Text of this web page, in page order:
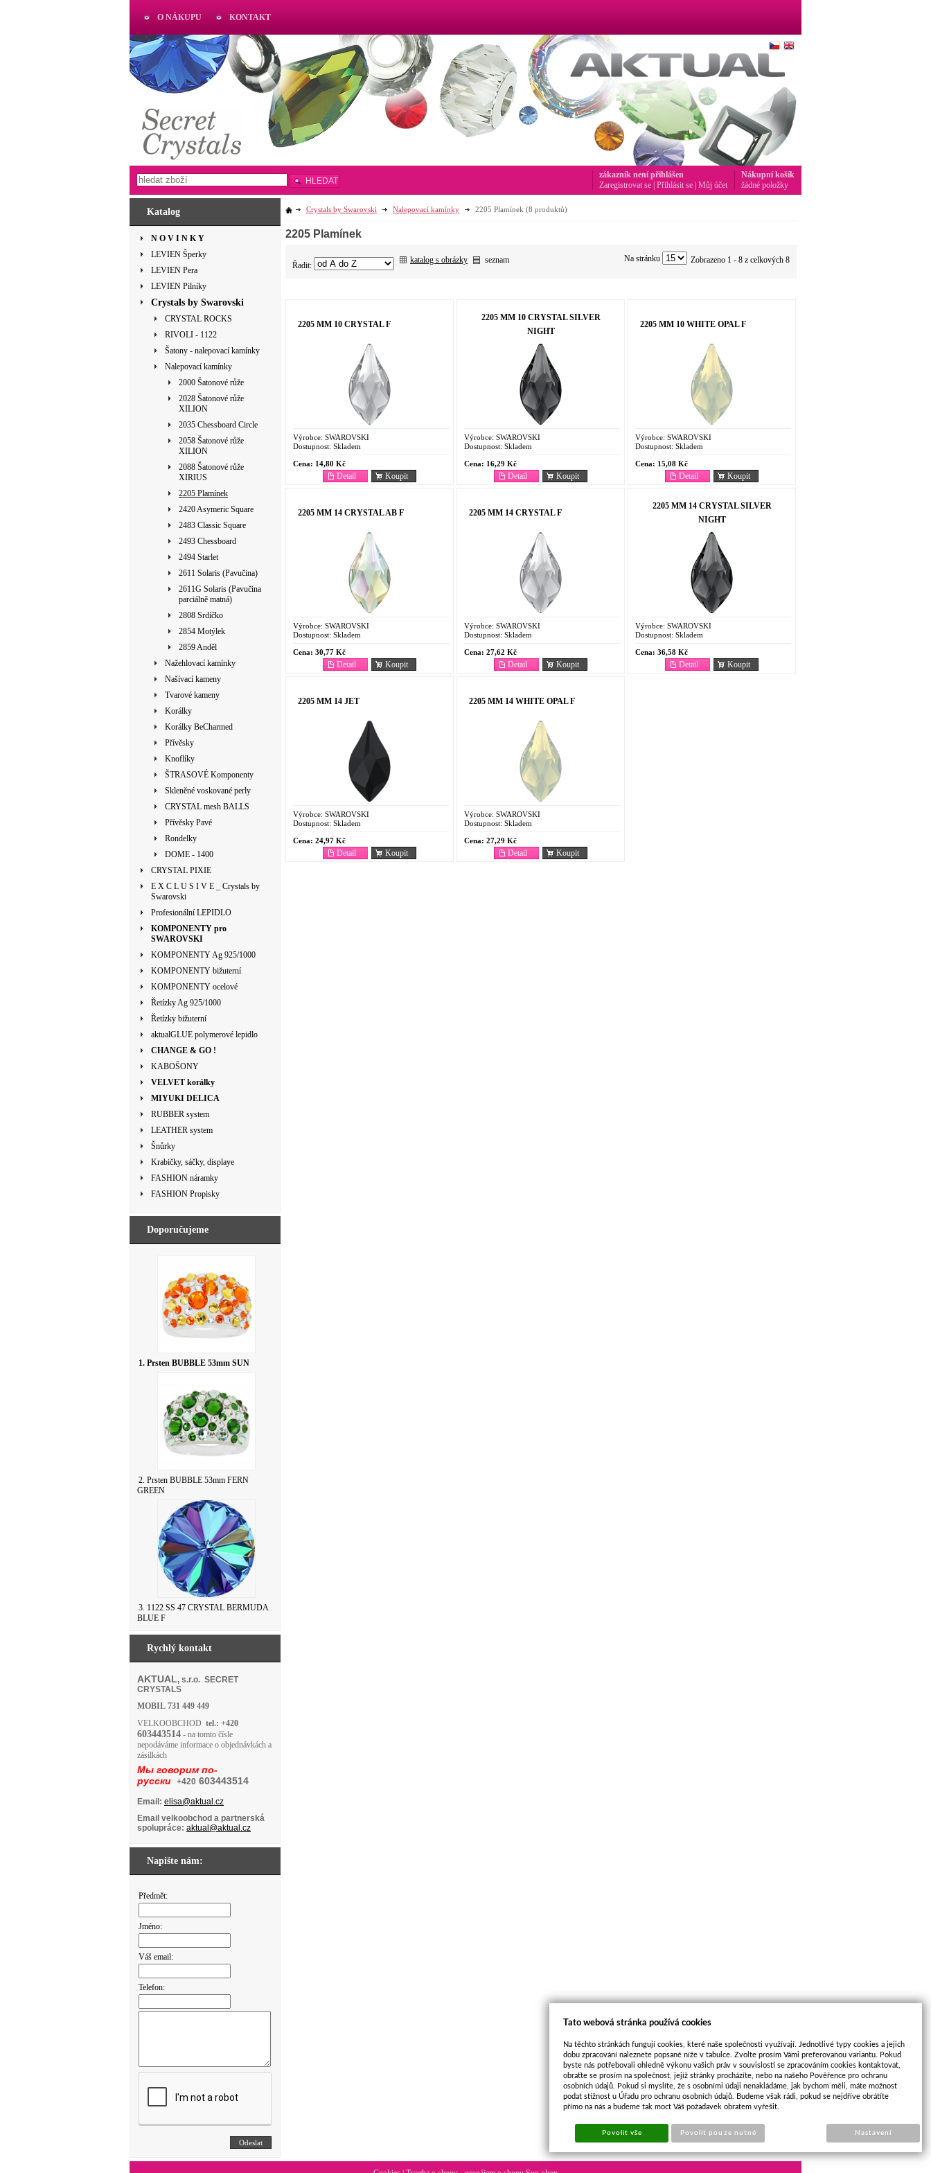
Katalog
N O V I N K Y
LEVIEN Šperky
LEVIEN Pera
LEVIEN Pilníky
Crystals by Swarovski
CRYSTAL ROCKS
RIVOLI - 1122
Šatony - nalepovací kamínky
Nalepovací kamínky
2000 Šatonové růže
2028 Šatonové růže
XILION
2035 Chessboard Circle
2058 Šatonové růže
XILION
2088 Šatonové růže
XIRIUS
2205 Plamínek
2420 Asymeric Square
2483 Classic Square
2493 Chessboard
2494 Starlet
2611 Solaris (Pavučina)
2611G Solaris (Pavučina
parciálně matná)
2808 Srdíčko
2854 Motýlek
2859 Anděl
Nažehlovací kamínky
Našívací kameny
Tvarové kameny
Korálky
Korálky BeCharmed
Přívěsky
Knoflíky
ŠTRASOVÉ Komponenty
Skleněné voskované perly
CRYSTAL mesh BALLS
Přívěsky Pavé
Rondelky
DOME - 1400
CRYSTAL PIXIE
E X C L U S I V E _ Crystals by
Swarovski
Profesionální LEPIDLO
KOMPONENTY pro
SWAROVSKI
KOMPONENTY Ag 925/1000
KOMPONENTY bižuterní
KOMPONENTY ocelové
Řetízky Ag 925/1000
Řetízky bižuterní
aktualGLUE polymerové lepidlo
CHANGE & GO !
KABOŠONY
VELVET korálky
MIYUKI DELICA
RUBBER system
LEATHER system
Šnůrky
Krabičky, sáčky, displaye
FASHION náramky
FASHION Propisky
Doporučujeme
1. Prsten BUBBLE 53mm SUN
2. Prsten BUBBLE 53mm FERN
GREEN
3. 1122 SS 47 CRYSTAL BERMUDA
BLUE F
Rychlý kontakt
AKTUAL, s.r.o. SECRET
CRYSTALS
MOBIL 731 449 449
VELKOOBCHOD tel.: +420
603443514 - na tomto čísle
nepodáváme informace o objednávkách a
zásilkách
Мы говорим по-
русски +420 603443514
Email: elisa@aktual.cz
Email velkoobchod a partnerská
spolupráce: aktual@aktual.cz
Napište nám:
Předmět:
Jméno:
Váš email:
Telefon:
Crystals by Swarovski Nalepovací kamínky 2205 Plamínek (8 produktů)
2205 Plamínek
Řadit:
katalog s obrázky seznam Zobrazeno 1 - 8 z celkových 8
Na stránku
2205 MM 10 CRYSTAL F
Výrobce: SWAROVSKI
Dostupnost: Skladem
Cena: 14,80 Kč
Koupit
Detail
2205 MM 10 CRYSTAL SILVER
NIGHT
Výrobce: SWAROVSKI
Dostupnost: Skladem
Cena: 16,29 Kč
Koupit
Detail
2205 MM 10 WHITE OPAL F
Výrobce: SWAROVSKI
Dostupnost: Skladem
Cena: 15,08 Kč
Koupit
Detail
2205 MM 14 CRYSTAL AB F
Výrobce: SWAROVSKI
Dostupnost: Skladem
Cena: 30,77 Kč
Koupit
Detail
2205 MM 14 CRYSTAL F
Výrobce: SWAROVSKI
Dostupnost: Skladem
Cena: 27,62 Kč
Koupit
Detail
2205 MM 14 CRYSTAL SILVER
NIGHT
Výrobce: SWAROVSKI
Dostupnost: Skladem
Cena: 36,58 Kč
Koupit
Detail
2205 MM 14 JET
Výrobce: SWAROVSKI
Dostupnost: Skladem
Cena: 24,97 Kč
Koupit
Detail
2205 MM 14 WHITE OPAL F
Výrobce: SWAROVSKI
Dostupnost: Skladem
Cena: 27,29 Kč
Koupit
Detail
O NÁKUPU KONTAKT
AKTUAL
www.aktual-koralky.cz
HLEDAT
Nákupní košík
žádné položky
zákazník není přihlášen
Zaregistrovat se Přihlásit se Můj účet
Tato webová stránka používá cookies
Na těchto stránkách fungují cookies, které naše společnosti využívají. Jednotlivé typy cookies a jejich
dobu zpracování naleznete popsané níže v tabulce. Zvolte prosím Vámi preferovanou variantu. Pokud
byste nás potřebovali ohledně výkonu vašich práv v souvislosti se zpracováním cookies kontaktovat,
obraťte se prosím na společnost, jejíž stránky procházíte, nebo na našeho Pověřence pro ochranu
osobních údajů. Pokud si myslíte, že s osobními údaji nenakládáme, jak bychom měli, máte možnost
podat stížnost u Úřadu pro ochranu osobních údajů. Budeme však rádi, pokud se nejdříve obrátíte
přímo na nás a budeme tak moct Váš požadavek obratem vyřešit.
Povolit vše Povolit pouze nutné Nastavení